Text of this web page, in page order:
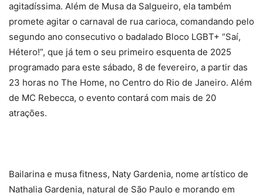
agitadíssima. Além de Musa da Salgueiro, ela também
promete agitar o carnaval de rua carioca, comandando pelo
segundo ano consecutivo o badalado Bloco LGBT+ “Saí,
Hétero!”, que já tem o seu primeiro esquenta de 2025
programado para este sábado, 8 de fevereiro, a partir das
23 horas no The Home, no Centro do Rio de Janeiro. Além
de MC Rebecca, o evento contará com mais de 20
atrações.
Bailarina e musa fitness, Naty Gardenia, nome artístico de
Nathalia Gardenia, natural de São Paulo e morando em